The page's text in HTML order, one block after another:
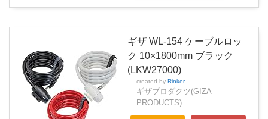
ギザ WL-154 ケーブルロッ
ク 10×1800mm ブラック
(LKW27000)
created by Rinker
ギザプロダクツ(GIZA
PRODUCTS)